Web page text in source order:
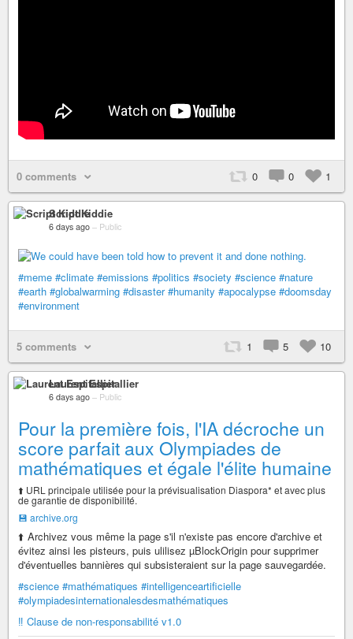
0 comments 0 0 1
Script Kiddie
6 days ago – Public
#meme #climate #emissions #politics #society #science #nature
#earth #globalwarming #disaster #humanity #apocalypse #doomsday
#environment
5 comments 1 5 10
Laurent Espitallier
6 days ago – Public
Pour la première fois, l'IA décroche un
score parfait aux Olympiades de
mathématiques et égale l'élite humaine
⬆️ URL principale utilisée pour la prévisualisation Diaspora* et avec plus
de garantie de disponibilité.
💾 archive.org
⬆️ Archivez vous même la page s'il n'existe pas encore d'archive et
évitez ainsi les pisteurs, puis ulilisez µBlockOrigin pour supprimer
d'éventuelles bannières qui subsisteraient sur la page sauvegardée.
#science #mathématiques #intelligenceartificielle
#olympiadesinternationalesdesmathématiques
‼️ Clause de non-responsabilité v1.0